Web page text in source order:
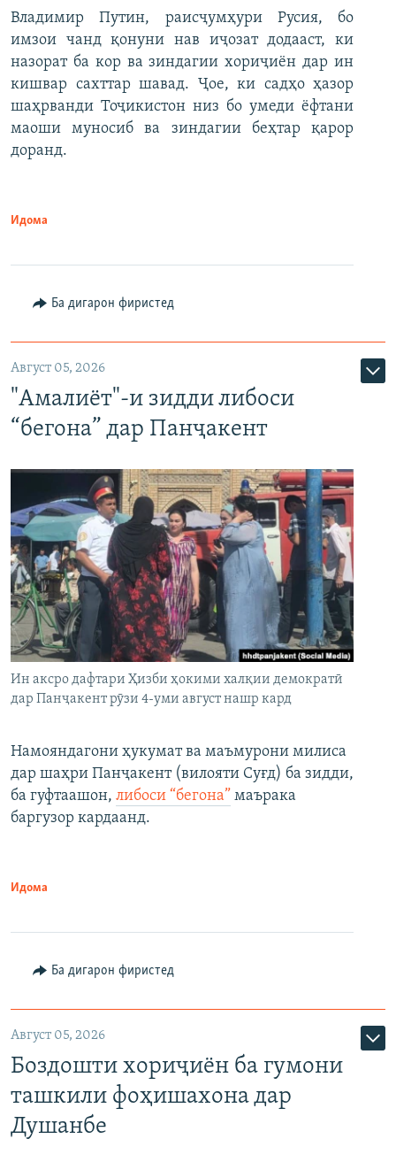
Владимир Путин, раисҷумҳури Русия, бо
имзои чанд қонуни нав иҷозат додааст, ки
назорат ба кор ва зиндагии хориҷиён дар ин
кишвар сахттар шавад. Ҷое, ки садҳо ҳазор
шаҳрванди Тоҷикистон низ бо умеди ёфтани
маоши муносиб ва зиндагии беҳтар қарор
доранд.
Идома
Ба дигарон фиристед
Август 05, 2026
"Амалиёт"-и зидди либоси
“бегона” дар Панҷакент
Ин аксро дафтари Ҳизби ҳокими халқии демократӣ
дар Панҷакент рӯзи 4-уми август нашр кард
Намояндагони ҳукумат ва маъмурони милиса
дар шаҳри Панҷакент (вилояти Суғд) ба зидди,
ба гуфтаашон, либоси “бегона” маърака
баргузор кардаанд.
Идома
Ба дигарон фиристед
Август 05, 2026
Боздошти хориҷиён ба гумони
ташкили фоҳишахона дар
Душанбе